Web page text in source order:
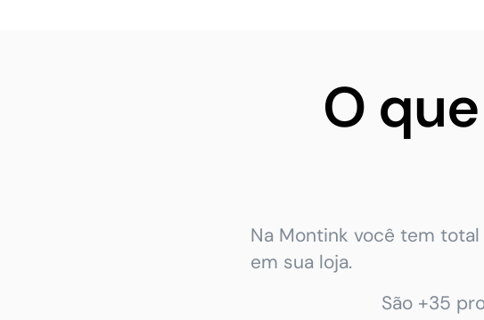
O
Na Montink você tem
em sua loja.
São +35